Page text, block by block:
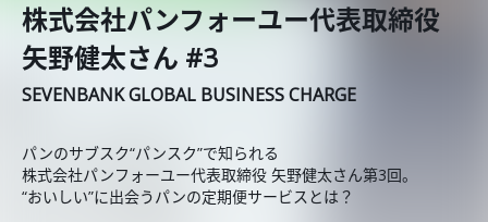
株式会社パンフォーユー代表取締役
矢野健太さん #3
SEVENBANK GLOBAL BUSINESS CHARGE
パンのサブスク“パンスク”で知られる
株式会社パンフォーユー代表取締役 矢野健太さん第3回。
“おいしい”に出会うパンの定期便サービスとは？